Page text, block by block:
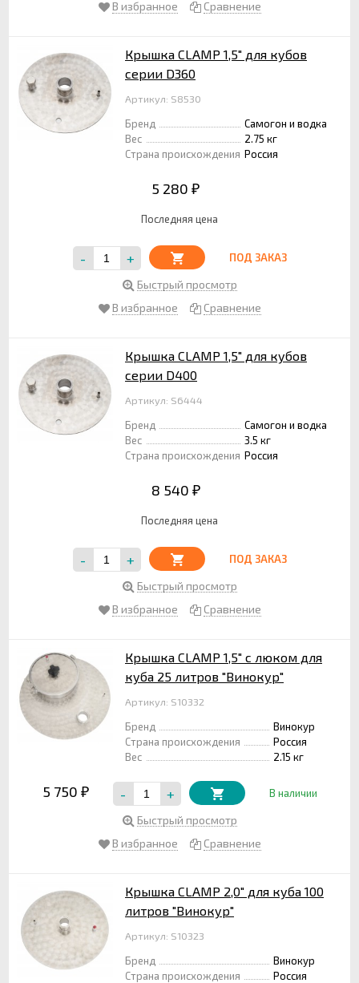
В избранное
Сравнение
Крышка CLAMP 1,5" для кубов
серии D360
Артикул: S8530
Бренд
Самогон и водка
Вес
2.75 кг
Страна происхождения Россия
5 280 ₽
Последняя цена
- + ПОД ЗАКАЗ
Быстрый просмотр
В избранное
Сравнение
Крышка CLAMP 1,5" для кубов
серии D400
Артикул: S6444
Бренд
Самогон и водка
Вес
3.5 кг
Страна происхождения Россия
8 540 ₽
Последняя цена
- + ПОД ЗАКАЗ
Быстрый просмотр
В избранное
Сравнение
Крышка CLAMP 1,5" с люком для
куба 25 литров "Винокур"
Артикул: S10332
Бренд
Винокур
Страна происхождения
Россия
Вес
2.15 кг
5 750 ₽ - + В наличии
Быстрый просмотр
В избранное
Сравнение
Крышка CLAMP 2,0" для куба 100
литров "Винокур"
Артикул: S10323
Бренд
Винокур
Страна происхождения
Россия